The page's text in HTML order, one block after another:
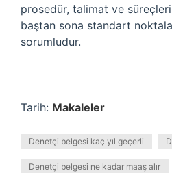
prosedür, talimat ve
baştan sona standart
sorumludur.
Tarih: Makaleler
Denetçi belgesi kaç yıl geçerli
Denetçi belgesi ne kadar maaş alır